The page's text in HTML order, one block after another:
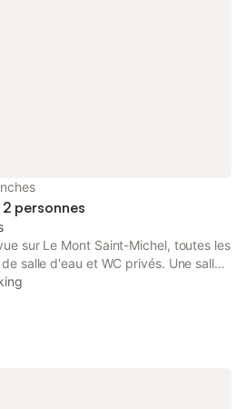
personnes
sur Le Mont Saint-Michel, toutes les
salle d'eau et WC privés. Une salle
un coin salon avec une vue directe
y a une grande cour pour garer les
m des nouveaux parking du Mont